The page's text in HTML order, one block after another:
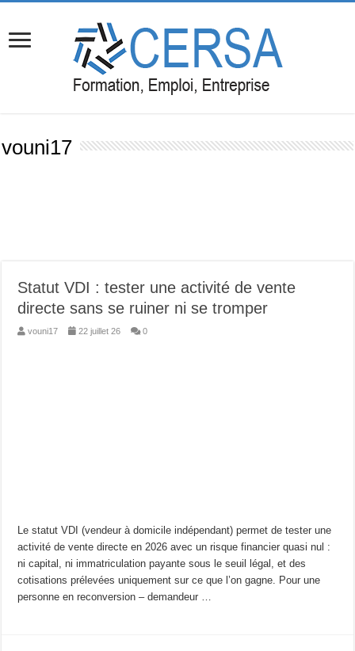
vouni17
Statut VDI : tester une activité de vente
directe sans se ruiner ni se tromper
vouni17 22 juillet 26 0
Le statut VDI (vendeur à domicile indépendant) permet de tester une
activité de vente directe en 2026 avec un risque financier quasi nul :
ni capital, ni immatriculation payante sous le seuil légal, et des
cotisations prélevées uniquement sur ce que l’on gagne. Pour une
personne en reconversion – demandeur …